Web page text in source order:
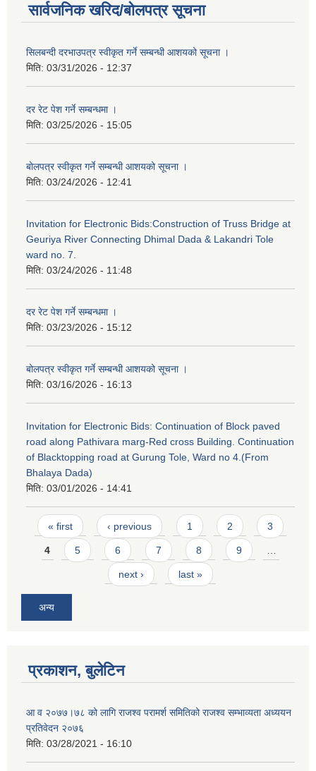
सार्वजनिक खरिद/बोलपत्र सूचना
सिलबन्दी दरभाउपत्र स्वीकृत गर्ने सम्बन्धी आशयको सूचना ।
मिति: 03/31/2026 - 12:37
दर रेट पेश गर्ने सम्बन्धमा ।
मिति: 03/25/2026 - 15:05
बोलपत्र स्वीकृत गर्ने सम्बन्धी आशयको सूचना ।
मिति: 03/24/2026 - 12:41
Invitation for Electronic Bids:Construction of Truss Bridge at
Geuriya River Connecting Dhimal Dada & Lakandri Tole
ward no. 7.
मिति: 03/24/2026 - 11:48
दर रेट पेश गर्ने सम्बन्धमा ।
मिति: 03/23/2026 - 15:12
बोलपत्र स्वीकृत गर्ने सम्बन्धी आशयको सूचना ।
मिति: 03/16/2026 - 16:13
Invitation for Electronic Bids: Continuation of Block paved
road along Pathivara marg-Red cross Building. Continuation
of Blacktopping road at Gurung Tole, Ward no 4.(From
Bhalaya Dada)
मिति: 03/01/2026 - 14:41
Pages
« first ‹ previous 1 2 3
4 5 6 7 8 9 …
next › last »
अन्य
प्रकाशन, बुलेटिन
आ व २०७७।७८ को लागि राजश्व परामर्श समितिको राजश्व सम्भाव्यता अध्ययन
प्रतिवेदन २०७६
मिति: 03/28/2021 - 16:10